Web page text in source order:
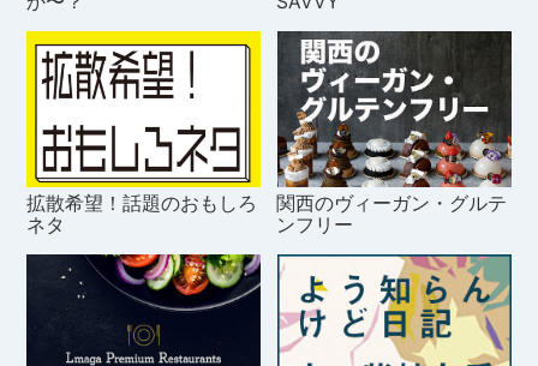
拡散希望！話題のおもしろ
ネタ
関西のヴィーガン・グルテ
ンフリー